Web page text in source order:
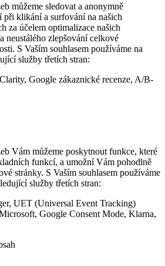
můžeme sledovat a anonymně
při klikání a surfování na našich
za účelem optimalizace našich
neustálého zlepšování celkové
S Vaším souhlasem používáme na
služby třetích stran:
Google zákaznické recenze, A/B-
Vám můžeme poskytnout funkce, které
funkcí, a umožní Vám pohodlně
stránky. S Vaším souhlasem používáme
služby třetích stran:
UET (Universal Event Tracking)
Google Consent Mode, Klarna,